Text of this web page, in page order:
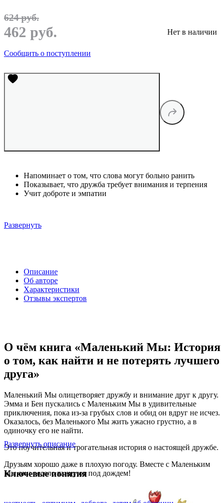
624 руб.
462 руб. Нет в наличии
Сообщить о поступлении
Напоминает о том, что слова могут больно ранить
Показывает, что дружба требует внимания и терпения
Учит доброте и эмпатии
Развернуть
Описание
Об авторе
Характеристики
Отзывы экспертов
О чём книга «Маленький Мы: История
о том, как найти и не потерять лучшего
друга»
Маленький Мы олицетворяет дружбу и внимание друг к другу.
Эмма и Бен пускались с Маленьким Мы в удивительные
приключения, пока из-за грубых слов и обид он вдруг не исчез.
Оказалось, без Маленького Мы жить ужасно грустно, а в
одиночку его не найти.
Это поучительная и трогательная история о настоящей дружбе.
Друзьям хорошо даже в плохую погоду. Вместе с Маленьким
Мы они весело танцуют под дождем!
Развернуть описание
Ключевые понятия